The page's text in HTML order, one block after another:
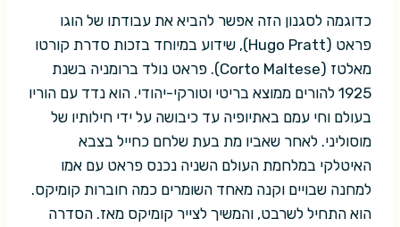
כדוגמה לסגנון הזה אפשר להביא את עבודתו של הוגו
פראט (Hugo Pratt), שידוע במיוחד בזכות סדרת קורטו
מאלטז (Corto Maltese). פראט נולד ברומניה בשנת
1925 להורים ממוצא בריטי וטורקי-יהודי. הוא נדד עם הוריו
בעולם וחי עמם באתיופיה עד כיבושה על ידי חילותיו של
מוסוליני. לאחר שאביו מת בעת שלחם כחייל בצבא
האיטלקי במלחמת העולם השניה נכנס פראט עם אמו
למחנה שבויים וקנה מאחד השומרים כמה חוברות קומיקס.
הוא התחיל לשרבט, והמשיך לצייר קומיקס מאז. הסדרה